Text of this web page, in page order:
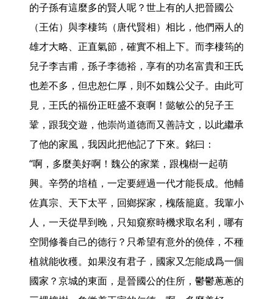
的子孫有這麼多的賢人呢？世上有的人把晉國公
（王佑）與李棲筠（唐代賢相）相比，他們兩人的
雄才大略、正直氣節，確實不相上下。而李棲筠的
兒子李吉甫，孫子李德裕，享有的功名富貴和王氏
也差不多，但忠恕仁厚，則不如魏公父子。由此可
見，王氏的福份正旺盛不衰啊！懿敏公的兒子王
鞏，跟我交遊，他崇尚道德而又善詩文，以此繼承
了他的家風，我因此把他記了下來。銘曰：
“啊，多麼美好啊！魏公的家業，跟槐樹一起萌
興。辛勞的培植，一定要經過一代才能長成。他輔
佐真宗、天下太平，回鄉探家，槐蔭籠庭。我輩小
人，一天從早到晚，只知窺察時機求取名利，哪有
空閒修養自己的德行？只希望有意外的僥倖，不種
植就能收穫。如果沒有君子，國家又怎能成爲一個
國家？京城的東面，是晉國公的住所，鬱鬱蔥蔥的